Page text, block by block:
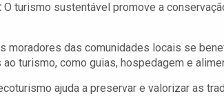
O turismo sustentável promove a
moradores das comunidades locais se
turismo, como guias, hospedagem e
ajuda a preservar e valorizar as